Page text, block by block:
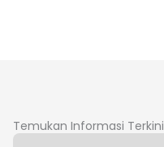
Temukan Informasi Terkini